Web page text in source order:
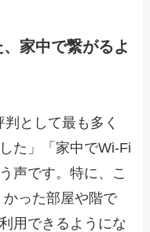
家中で繋がるよ
として最も多く
た」「家中でWi-Fi
声です。特に、こ
った部屋や階で
用できるようにな